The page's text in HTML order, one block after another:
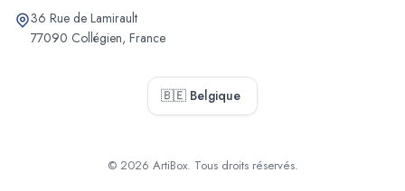
36 Rue de Lamirault
77090 Collégien, France
🇧🇪 Belgique
© 2026 ArtiBox. Tous droits réservés.